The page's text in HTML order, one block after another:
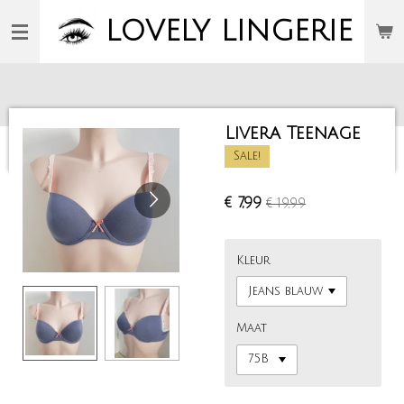
direct
LOVELY LINGERIE
Livera Teenage
Sale!
€ 7,99 € 19,99
Kleur
Maat